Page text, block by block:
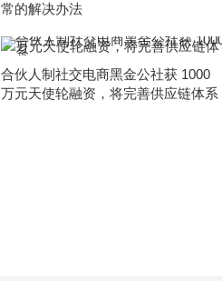
常的解决办法
合伙人制社交电商黑金公社获 1000
万元天使轮融资，将完善供应链体系